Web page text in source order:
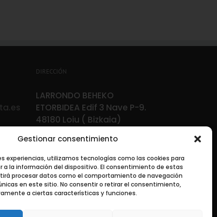
Gestionar consentimiento
experiencias, utilizamos tecnologías como las cookies para
a la información del dispositivo. El consentimiento de estas
procesar datos como el comportamiento de navegación
en este sitio. No consentir o retirar el consentimiento,
a ciertas características y funciones.
DIRECCIÓN
LARRONDO BEHEKO
ETORBIDEA Edif 3 Nave P-9.
48180 Loiu ( Bizkaia)